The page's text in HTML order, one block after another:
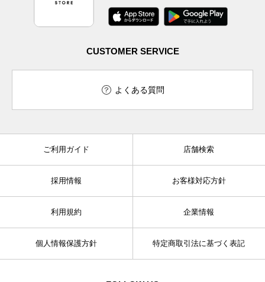
CUSTOMER SERVICE
よくある質問
ご利用ガイド 店舗検索
採用情報 お客様対応方針
利用規約 企業情報
個人情報保護方針 特定商取引法に基づく表記